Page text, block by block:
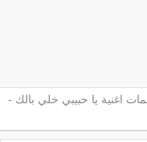
اغنية يا حبيبي خلي بالك -